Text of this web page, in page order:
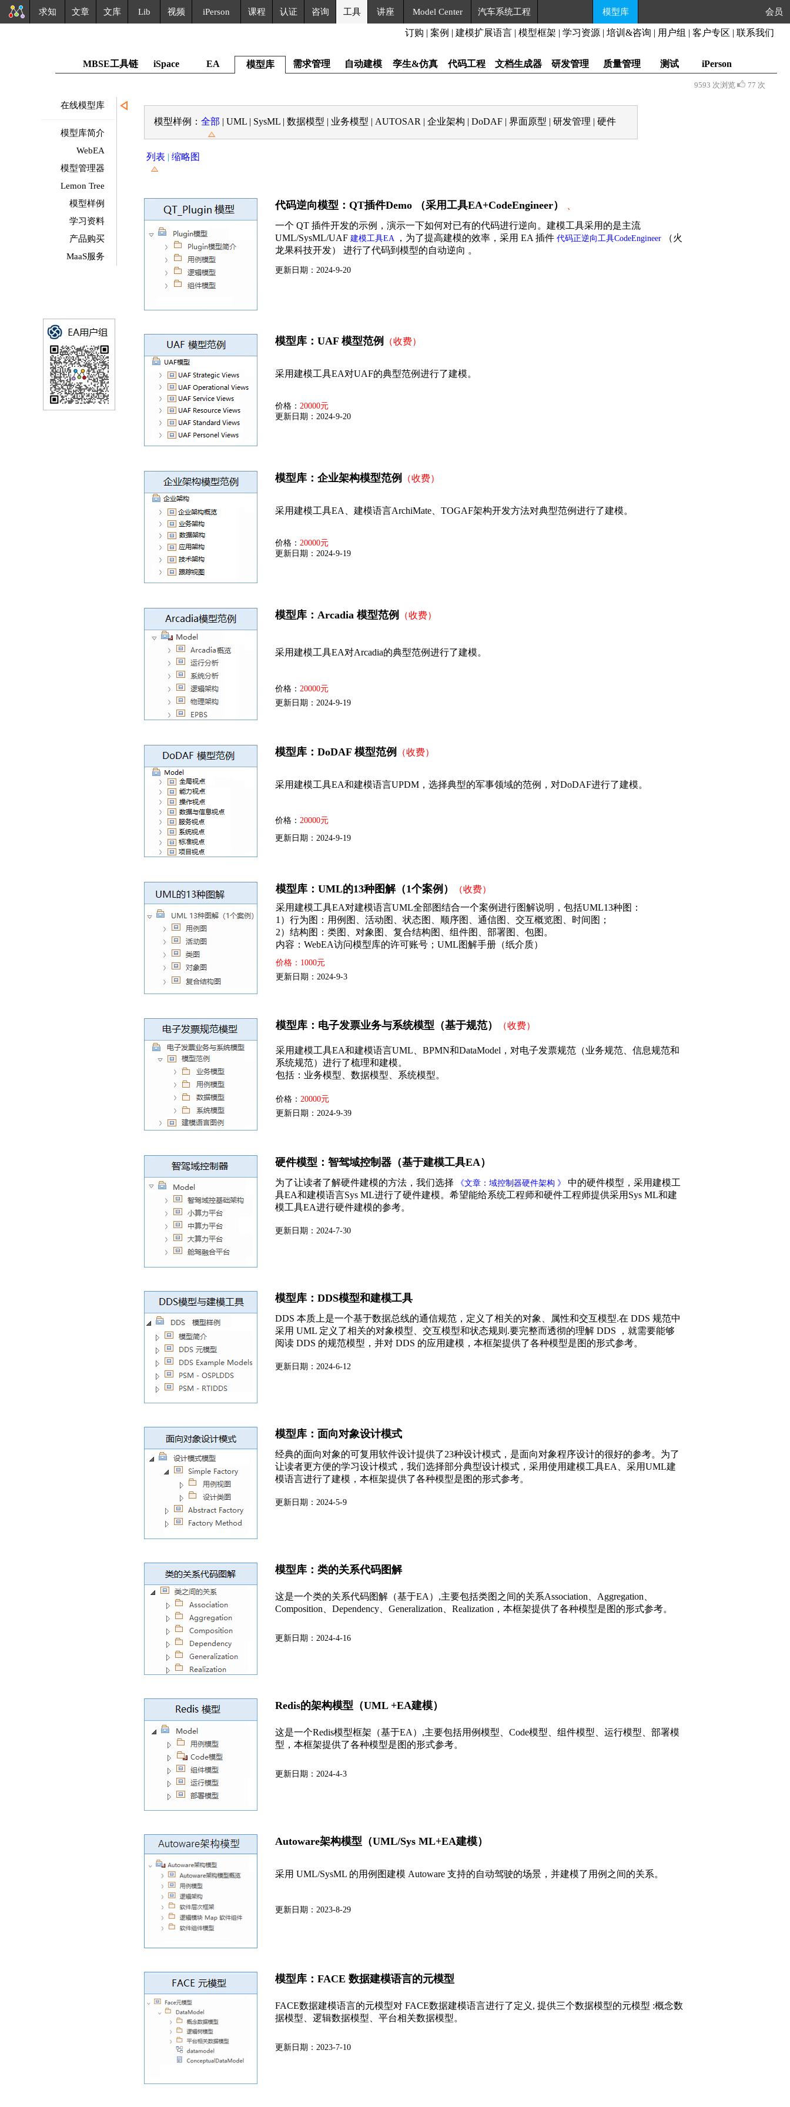
求知 文章 文库 Lib 视频 iPerson 课程 认证 咨询 工具 讲座 Model Center 汽车系统工程 模型库 会员
订购 | 案例 | 建模扩展语言 | 模型框架 | 学习资源 | 培训&咨询 | 用户组 | 客户专区 | 联系我们
MBSE工具链 iSpace EA 模型库 需求管理 自动建模 孪生&仿真 代码工程 文档生成器 研发管理 质量管理 测试 iPerson
9593 次浏览 77 次
在线模型库
模型库简介
WebEA
模型管理器
Lemon Tree
模型样例
学习资料
产品购买
MaaS服务
模型样例： 全部 | UML | SysML | 数据模型 | 业务模型 | AUTOSAR | 企业架构 | DoDAF | 界面原型 | 研发管理 | 硬件
列表 | 缩略图
代码逆向模型：QT插件Demo （采用工具EA+CodeEngineer）
一个 QT 插件开发的示例，演示一下如何对已有的代码进行逆向。建模工具采用的是主流
UML/SysML/UAF 建模工具EA ，为了提高建模的效率，采用 EA 插件 代码正逆向工具CodeEngineer
（火
龙果科技开发） 进行了代码到模型的自动逆向 。
更新日期：2024-9-20
模型库：UAF 模型范例 （收费）
采用建模工具EA对UAF的典型范例进行了建模。
价格： 20000元
更新日期：2024-9-20
模型库：企业架构模型范例 （收费）
采用建模工具EA、建模语言ArchiMate、TOGAF架构开发方法对典型范例进行了建模。
价格： 20000元
更新日期：2024-9-19
模型库：Arcadia 模型范例 （收费）
采用建模工具EA对Arcadia的典型范例进行了建模。
价格： 20000元
更新日期：2024-9-19
模型库：DoDAF 模型范例 （收费）
采用建模工具EA和建模语言UPDM，选择典型的军事领域的范例，对DoDAF进行了建模。
价格： 20000元
更新日期：2024-9-19
模型库：UML的13种图解（1个案例）
（收费）
采用建模工具EA对建模语言UML全部图结合一个案例进行图解说明，包括UML13种图：
1）行为图：用例图、活动图、状态图、顺序图、通信图、交互概览图、时间图；
2）结构图：类图、对象图、复合结构图、组件图、部署图、包图。
内容：WebEA访问模型库的许可账号；UML图解手册（纸介质）
价格：1000元
更新日期：2024-9-3
模型库：电子发票业务与系统模型（基于规范） （收费）
采用建模工具EA和建模语言UML、BPMN和DataModel，对电子发票规范（业务规范、信息规范和
系统规范）进行了梳理和建模。
包括：业务模型、数据模型、系统模型。
价格： 20000元
更新日期：2024-9-39
硬件模型：智驾域控制器（基于建模工具EA）
为了让读者了解硬件建模的方法，我们选择 《文章：域控制器硬件架构 》 中的硬件模型，采用建模工
具EA和建模语言Sys ML进行了硬件建模。希望能给系统工程师和硬件工程师提供采用Sys ML和建
模工具EA进行硬件建模的参考。
更新日期：2024-7-30
模型库：DDS模型和建模工具
DDS 本质上是一个基于数据总线的通信规范，定义了相关的对象、属性和交互模型.在 DDS 规范中
采用 UML 定义了相关的对象模型、交互模型和状态规则.要完整而透彻的理解 DDS ，就需要能够
阅读 DDS 的规范模型，并对 DDS 的应用建模，本框架提供了各种模型是图的形式参考。
更新日期：2024-6-12
模型库：面向对象设计模式
经典的面向对象的可复用软件设计提供了23种设计模式，是面向对象程序设计的很好的参考。为了
让读者更方便的学习设计模式，我们选择部分典型设计模式，采用使用建模工具EA、采用UML建
模语言进行了建模，本框架提供了各种模型是图的形式参考。
更新日期：2024-5-9
模型库：类的关系代码图解
这是一个类的关系代码图解（基于EA）,主要包括类图之间的关系Association、Aggregation、
Composition、Dependency、Generalization、Realization，本框架提供了各种模型是图的形式参考。
更新日期：2024-4-16
Redis的架构模型（UML +EA建模）
这是一个Redis模型框架（基于EA）,主要包括用例模型、Code模型、组件模型、运行模型、部署模
型，本框架提供了各种模型是图的形式参考。
更新日期：2024-4-3
Autoware架构模型（UML/Sys ML+EA建模）
采用 UML/SysML 的用例图建模 Autoware 支持的自动驾驶的场景，并建模了用例之间的关系。
更新日期：2023-8-29
模型库：FACE 数据建模语言的元模型
FACE数据建模语言的元模型对 FACE数据建模语言进行了定义, 提供三个数据模型的元模型 :概念数
据模型、逻辑数据模型、平台相关数据模型。
更新日期：2023-7-10